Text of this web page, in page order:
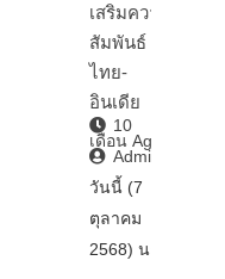
เสริมความ
สัมพันธ์
ไทย-
อินเดีย
10
เดือน Ago
Admin2
วันนี้ (7
ตุลาคม
2568) นา…